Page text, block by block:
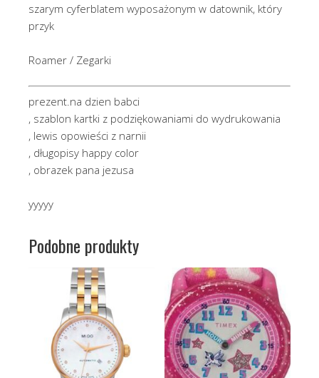
szarym cyferblatem wyposażonym w datownik, który
przyk
Roamer / Zegarki
prezent.na dzien babci
, szablon kartki z podziękowaniami do wydrukowania
, lewis opowieści z narnii
, długopisy happy color
, obrazek pana jezusa
yyyyy
Podobne produkty